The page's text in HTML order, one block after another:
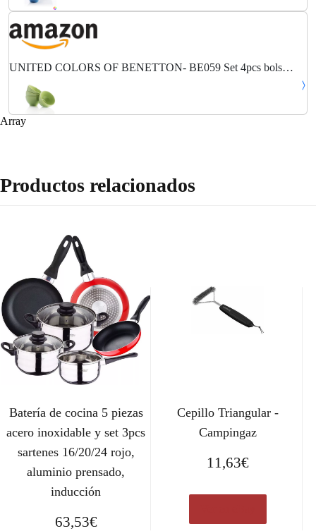
UNITED COLORS OF BENETTON- BE059 Set 4pcs bols
Array
Productos relacionados
Batería de cocina 5 piezas
acero inoxidable y set 3pcs
sartenes 16/20/24 rojo,
aluminio prensado,
inducción
63,53€
Cepillo Triangular -
Campingaz
11,63€